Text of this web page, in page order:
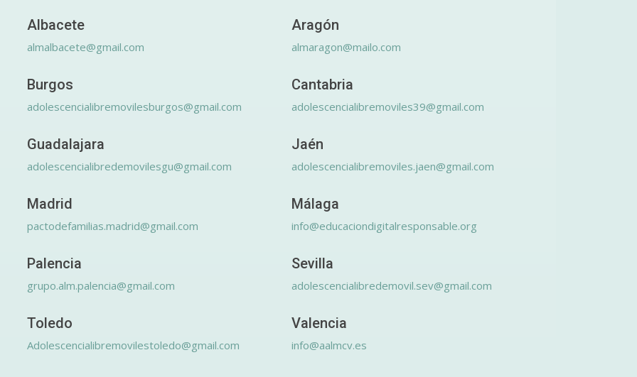
Albacete
almalbacete@gmail.com
Aragón
almaragon@mailo.com
Burgos
adolescencialibremovilesburgos@gmail.com
Cantabria
adolescencialibremoviles39@gmail.com
Guadalajara
adolescencialibredemovilesgu@gmail.com
Jaén
adolescencialibremoviles.jaen@gmail.com
Madrid
pactodefamilias.madrid@gmail.com
Málaga
info@educaciondigitalresponsable.org
Palencia
grupo.alm.palencia@gmail.com
Sevilla
adolescencialibredemovil.sev@gmail.com
Toledo
Adolescencialibremovilestoledo@gmail.com
Valencia
info@aalmcv.es